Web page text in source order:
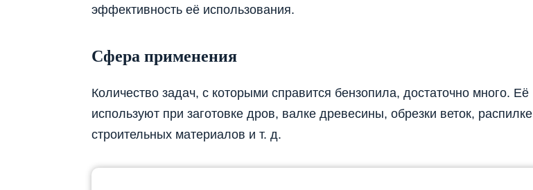
эффективность её использования.
Сфера применения
Количество задач, с которыми справится бензопила, достаточно много. Её
используют при заготовке дров, валке древесины, обрезки веток, распилке
строительных материалов и т. д.